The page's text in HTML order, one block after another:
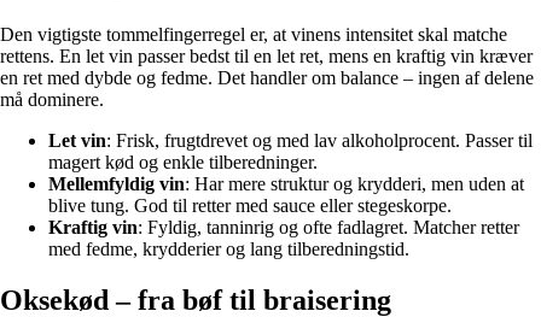
Den vigtigste tommelfingerregel er, at vinens intensitet skal matche
rettens. En let vin passer bedst til en let ret, mens en kraftig vin kræver
en ret med dybde og fedme. Det handler om balance – ingen af delene
må dominere.
Let vin: Frisk, frugtdrevet og med lav alkoholprocent. Passer til
magert kød og enkle tilberedninger.
Mellemfyldig vin: Har mere struktur og krydderi, men uden at
blive tung. God til retter med sauce eller stegeskorpe.
Kraftig vin: Fyldig, tanninrig og ofte fadlagret. Matcher retter
med fedme, krydderier og lang tilberedningstid.
Oksekød – fra bøf til braisering